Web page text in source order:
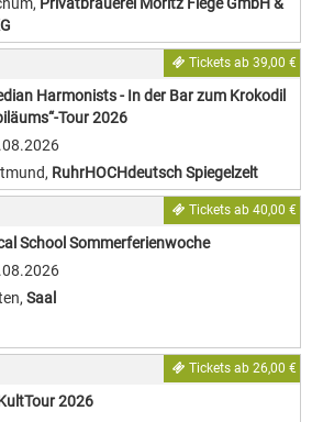
Tickets ab 39,00 €
Harmonists - In der Bar zum Krokodil
Tour 2026
, RuhrHOCHdeutsch Spiegelzelt
Tickets ab 40,00 €
School Sommerferienwoche
, Saal
Tickets ab 26,00 €
2026